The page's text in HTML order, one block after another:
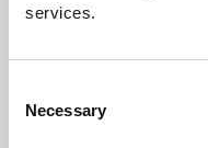
services.
Selection
Necessary